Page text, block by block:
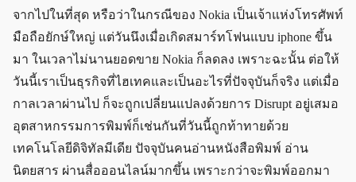
จากไปในที่สุด หรือว่าในกรณีของ Nokia เป็นเจ้าแห่งโทรศัพท์
มือถือยักษ์ใหญ่ แต่วันนึงเมื่อเกิดสมาร์ทโฟนแบบ iphone ขึ้น
มา ในเวลาไม่นานยอดขาย Nokia ก็ลดลง เพราะฉะนั้น ต่อให้
วันนี้เราเป็นธุรกิจที่ไฮเทคและเป็นอะไรที่ปัจจุบันก็จริง แต่เมื่อ
กาลเวลาผ่านไป ก็จะถูกเปลี่ยนแปลงด้วยการ Disrupt อยู่เสมอ
อุตสาหกรรมการพิมพ์ก็เช่นกันที่วันนี้ถูกท้าทายด้วย
เทคโนโลยีดิจิทัลมีเดีย ปัจจุบันคนอ่านหนังสือพิมพ์ อ่าน
นิตยสาร ผ่านสื่อออนไลน์มากขึ้น เพราะกว่าจะพิมพ์ออกมา